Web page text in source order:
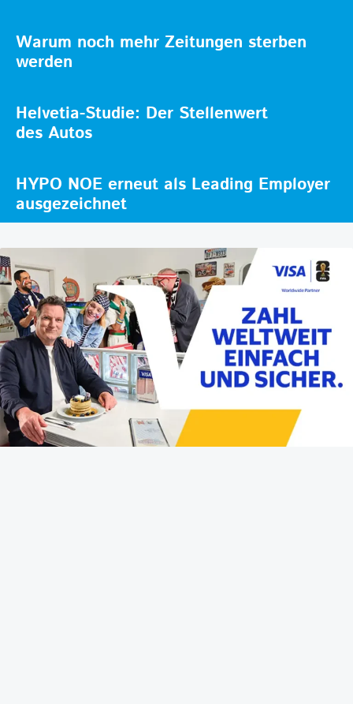
Warum noch mehr Zeitungen sterben
werden
Helvetia-Studie: Der Stellenwert
des Autos
HYPO NOE erneut als Leading Employer
ausgezeichnet